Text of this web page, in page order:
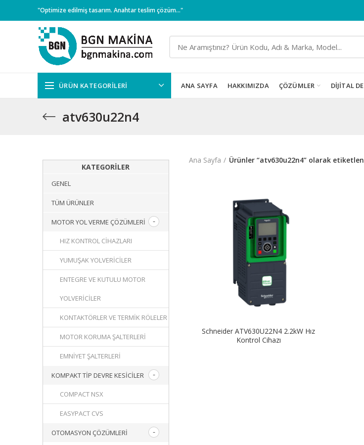
"Optimize edilmiş tasarım. Anahtar teslim çözüm..."
ÜRÜN KATEGORILERI ANA SAYFA HAKKIMIZDA ÇÖZÜMLER DIJITAL
atv630u22n4
KATEGORILER
GENEL
TÜM ÜRÜNLER
MOTOR YOL VERME ÇÖZÜMLERI
HIZ KONTROL CIHAZLARI
YUMUŞAK YOLVERICILER
ENTEGRE VE KUTULU MOTOR
YOLVERICILER
KONTAKTÖRLER VE TERMIK RÖLELER
MOTOR KORUMA ŞALTERLERI
EMNIYET ŞALTERLERI
KOMPAKT TIP DEVRE KESICILER
COMPACT NSX
EASYPACT CVS
OTOMASYON ÇÖZÜMLERI
Ana Sayfa Ürünler “atv630u22n4” olarak
Schneider ATV630U22N4 2.2kW Hız
Kontrol Cihazı